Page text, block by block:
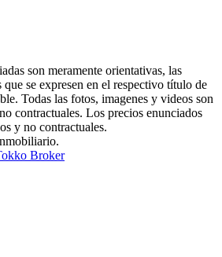
son meramente orientativas, las
que se expresen en el respectivo título de
Todas las fotos, imagenes y videos son
contractuales. Los precios enunciados
y no contractuales.
Broker